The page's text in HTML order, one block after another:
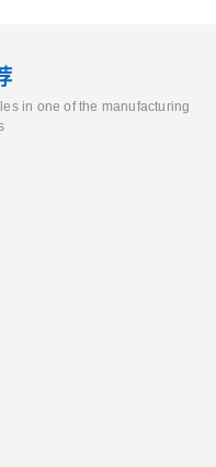
in one of the manufacturing